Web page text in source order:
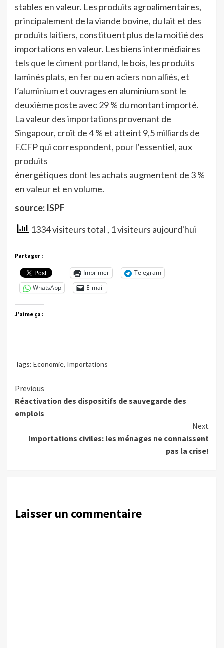
stables en valeur. Les produits agroalimentaires,
principalement de la viande bovine, du lait et des
produits laitiers, constituent plus de la moitié des
importations en valeur. Les biens intermédiaires
tels que le ciment portland, le bois, les produits
laminés plats, en fer ou en aciers non alliés, et
l’aluminium et ouvrages en aluminium sont le
deuxième poste avec 29 % du montant importé.
La valeur des importations provenant de
Singapour, croît de 4 % et atteint 9,5 milliards de
F.CFP qui correspondent, pour l’essentiel, aux
produits
énergétiques dont les achats augmentent de 3 %
en valeur et en volume.
source: ISPF
1334 visiteurs total , 1 visiteurs aujourd'hui
Partager :
Imprimer
Telegram
WhatsApp
E-mail
J’aime ça :
Tags: Economie, Importations
Continue
Reading
Previous
Réactivation des dispositifs de sauvegarde des
emplois
Next
Importations civiles: les ménages ne connaissent
pas la crise!
Laisser un commentaire